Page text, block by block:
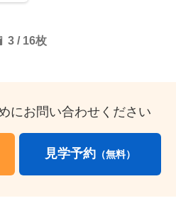
4 / 16枚
にお問い合わせください
見学予約 （無料）